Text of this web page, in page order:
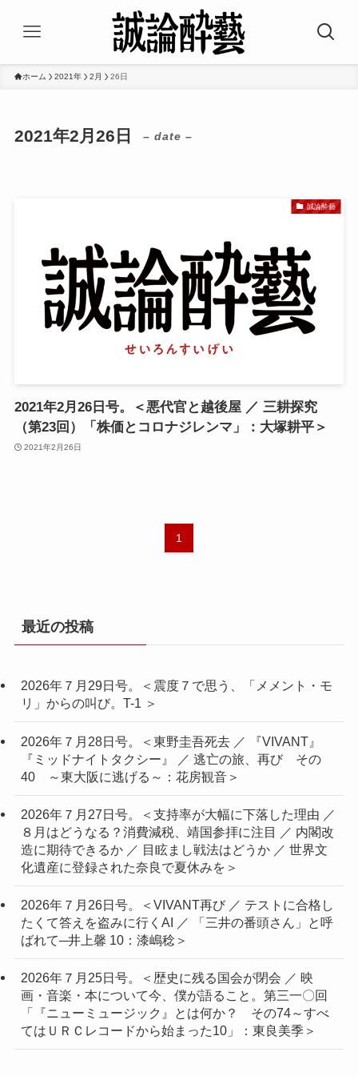
ホーム 2021年 2月 26日
2021年2月26日 – date –
誠論酔藝
2021年2月26日号。＜悪代官と越後屋 ／ 三耕探究
（第23回）「株価とコロナジレンマ」：大塚耕平＞
2021年2月26日
1
最近の投稿
2026年７月29日号。＜震度７で思う、「メメント・モ
リ」からの叫び。T-1 ＞
2026年７月28日号。＜東野圭吾死去 ／ 『VIVANT』
『ミッドナイトタクシー』 ／ 逃亡の旅、再び その
40 ～東大阪に逃げる～：花房観音＞
2026年７月27日号。＜支持率が大幅に下落した理由 ／
８月はどうなる？消費減税、靖国参拝に注目 ／ 内閣改
造に期待できるか ／ 目眩まし戦法はどうか ／ 世界文
化遺産に登録された奈良で夏休みを＞
2026年７月26日号。＜VIVANT再び ／ テストに合格し
たくて答えを盗みに行くAI ／ 「三井の番頭さん」と呼
ばれて─井上馨 10：漆嶋稔＞
2026年７月25日号。＜歴史に残る国会が閉会 ／ 映
画・音楽・本について今、僕が語ること。第三一〇回
「『ニューミュージック』とは何か？ その74～すべ
てはＵＲＣレコードから始まった10」：東良美季＞